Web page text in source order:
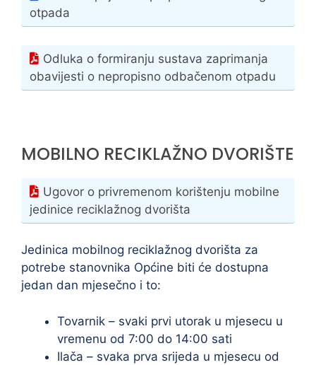
otpada
Odluka o formiranju sustava zaprimanja
obavijesti o nepropisno odbačenom otpadu
MOBILNO RECIKLAŽNO DVORIŠTE
Ugovor o privremenom korištenju mobilne
jedinice reciklažnog dvorišta
Jedinica mobilnog reciklažnog dvorišta za
potrebe stanovnika Općine biti će dostupna
jedan dan mjesečno i to:
Tovarnik – svaki prvi utorak u mjesecu u
vremenu od 7:00 do 14:00 sati
Ilača – svaka prva srijeda u mjesecu od